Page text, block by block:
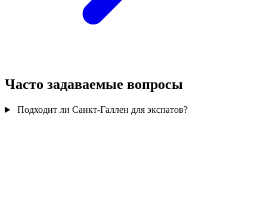
Часто задаваемые вопросы
Подходит ли Санкт-Галлен для экспатов?